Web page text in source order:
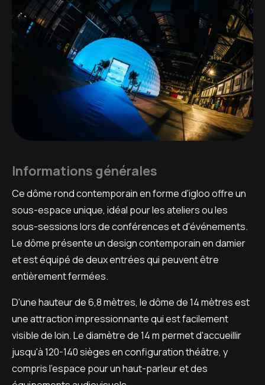
Informations générales
Ce dôme rond contemporain en forme d'igloo offre un
sous-espace unique, idéal pour les ateliers ou les
sous-sessions lors de conférences et d'événements.
Le dôme présente un design contemporain en damier
et est équipé de deux entrées qui peuvent être
entièrement fermées.
D'une hauteur de 6,8 mètres, le dôme de 14 mètres est
une attraction impressionnante qui est facilement
visible de loin. Le diamètre de 14 m permet d'accueillir
jusqu'à 120-140 sièges en configuration théâtre, y
compris l'espace pour un haut-parleur et des